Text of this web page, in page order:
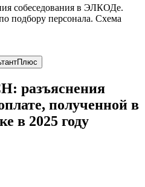
собеседования в ЭЛКОДе.
подбору персонала. Схема
разъяснения
полученной в
в 2025 году